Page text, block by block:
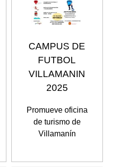
CAMPUS DE
FUTBOL
VILLAMANIN
2025
Promueve oficina
de turismo de
Villamanín